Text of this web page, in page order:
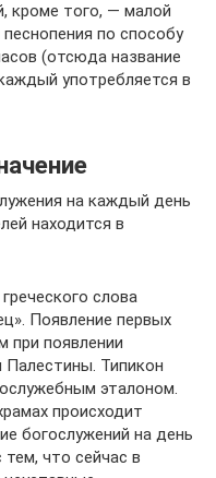
кроме того, — малой
по способу
(отсюда название
употребляется в
на каждый день
находится в
слова
Появление первых
при появлении
Палестины. Типикон
эталоном.
происходит
богослужений на день
тем, что сейчас в